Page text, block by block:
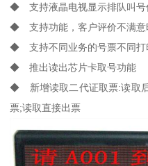
◆ 支持液晶电视显示排队叫号
◆ 支持功能，客户评价不满意
◆ 支持不同业务的号票不同打
◆ 推出读出芯片卡取号功能
◆ 新增读取二代证取票:读取
票;读取直接出票